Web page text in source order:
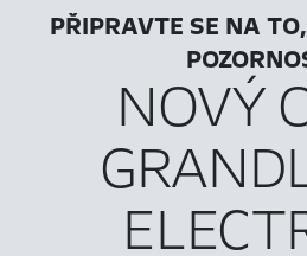
PŘIPRAVTE SE NA
NOVÝ